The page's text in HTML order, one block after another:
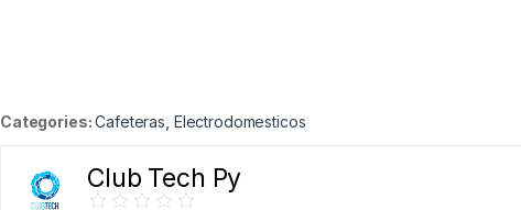
Categories:Cafeteras Electrodomesticos
Club Tech Py